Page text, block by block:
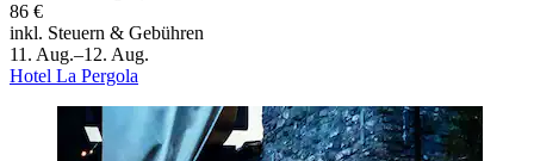
86 €
inkl. Steuern & Gebühren
11. Aug.–12. Aug.
Hotel La Pergola